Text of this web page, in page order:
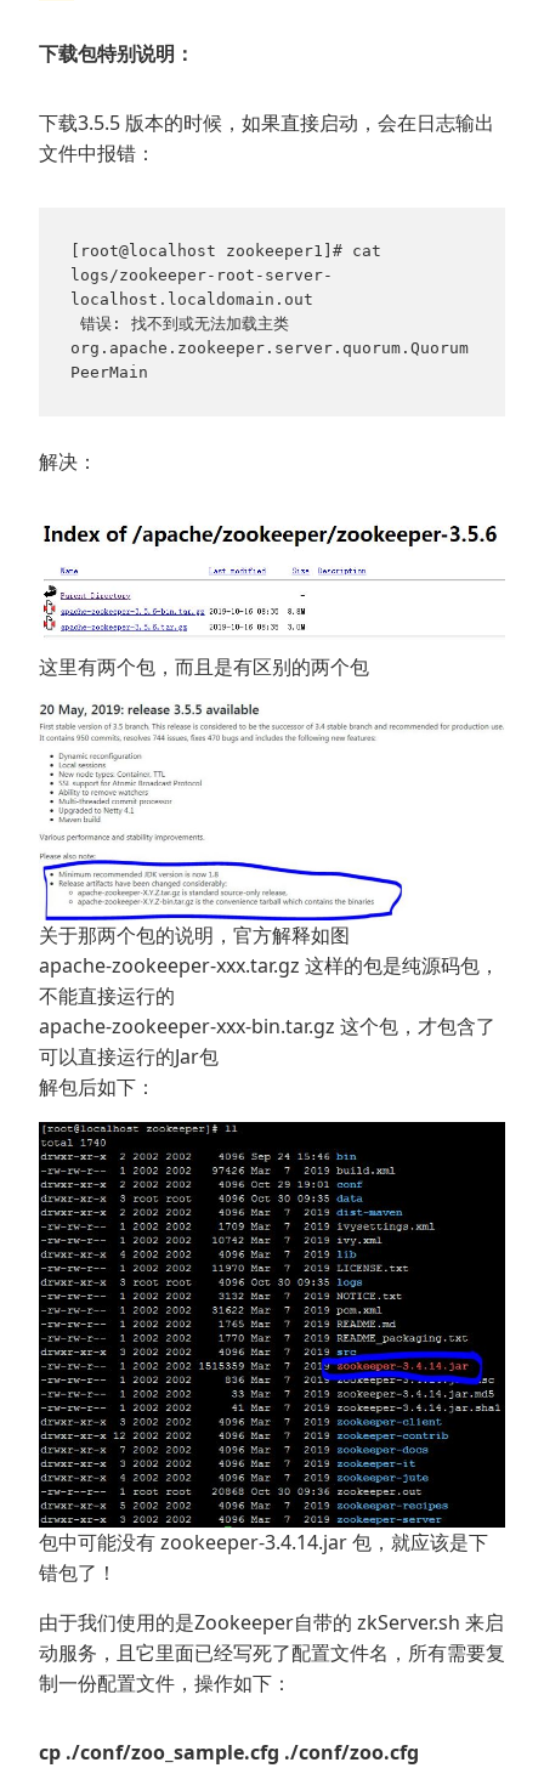
下载包特别说明：
下载3.5.5 版本的时候，如果直接启动，会在日志输出
文件中报错：
[root@localhost zookeeper1]# cat
logs/zookeeper-root-server-
localhost.localdomain.out
org.apache.zookeeper.server.quorum.Quorum
PeerMain
解决：
这里有两个包，而且是有区别的两个包
关于那两个包的说明，官方解释如图
apache-zookeeper-xxx.tar.gz 这样的包是纯源码包，
不能直接运行的
apache-zookeeper-xxx-bin.tar.gz 这个包，才包含了
可以直接运行的Jar包
解包后如下：
包中可能没有 zookeeper-3.4.14.jar 包，就应该是下
错包了！
由于我们使用的是Zookeeper自带的 zkServer.sh 来启
动服务，且它里面已经写死了配置文件名，所有需要复
制一份配置文件，操作如下：
cp ./conf/zoo_sample.cfg ./conf/zoo.cfg